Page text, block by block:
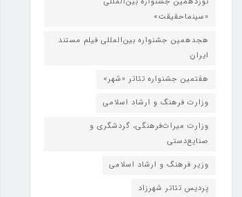
«سینماحقیقت»
هجدهمین جشنواره بین‌المللی فیلم مستند
ایران
هفتمین جشنواره تئاتر «شهر»
وزارت فرهنگ و ارشاد اسلامی
وزارت میراث‌فرهنگی، گردشگری و
صنایع‌دستی
وزیر فرهنگ و ارشاد اسلامی
پردیس تئاتر شهرزاد